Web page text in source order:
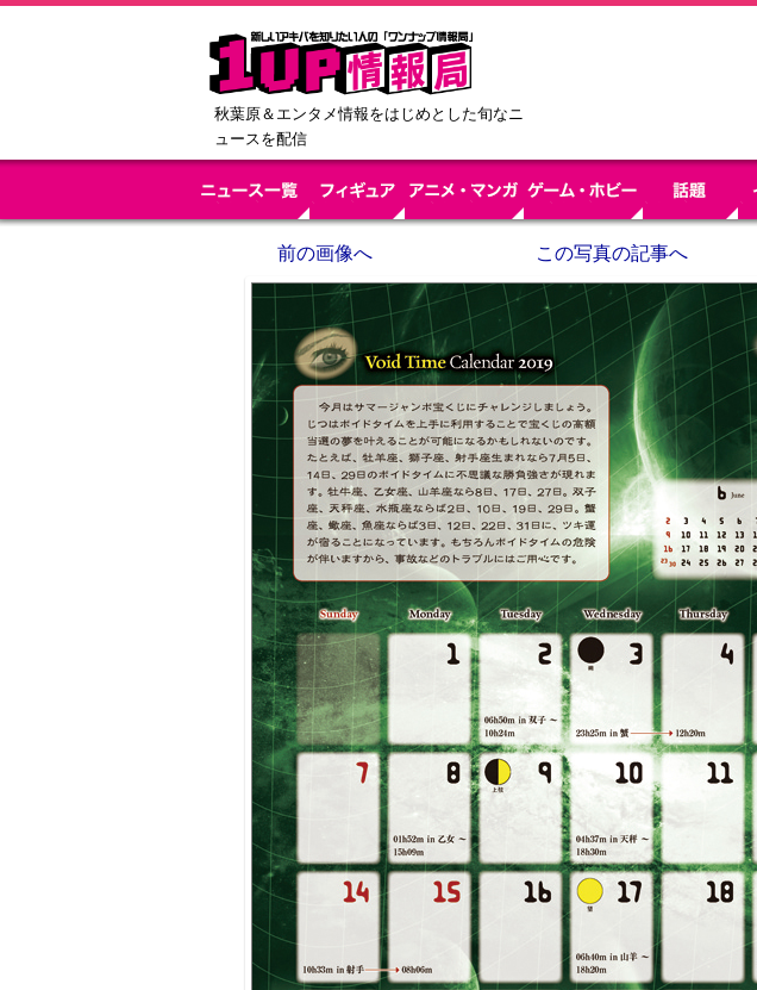
秋葉原＆エンタメ情報をはじめとした旬なニ
ュースを配信
前の画像へ この写真の記事へ